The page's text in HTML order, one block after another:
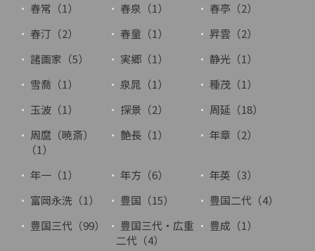
春常（1）
春泉（1）
春亭（2）
春汀（2）
春童（1）
昇雲（2）
諸画家（5）
実郷（1）
静光（1）
雪喬（1）
泉晁（1）
種茂（1）
玉波（1）
探景（2）
周延（18）
周麿（暁斎）
（1）
艶長（1） 年章（2）
年一（1） 年方（6）
年英（3）
富岡永洗（1）
豊国（15）
豊国二代（4）
豊国三代（99）
豊国三代・広重
二代（4）
豊成（1）